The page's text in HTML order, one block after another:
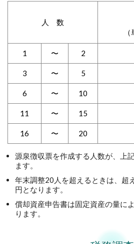
人 数
1 〜 2
3 〜 5
6 〜 10
11 〜 15
16 〜 20
源泉徴収票を作成する人数が、上
ます。
年末調整20人を超えるときは、超
円となります。
償却資産申告書は固定資産の量に
ります。